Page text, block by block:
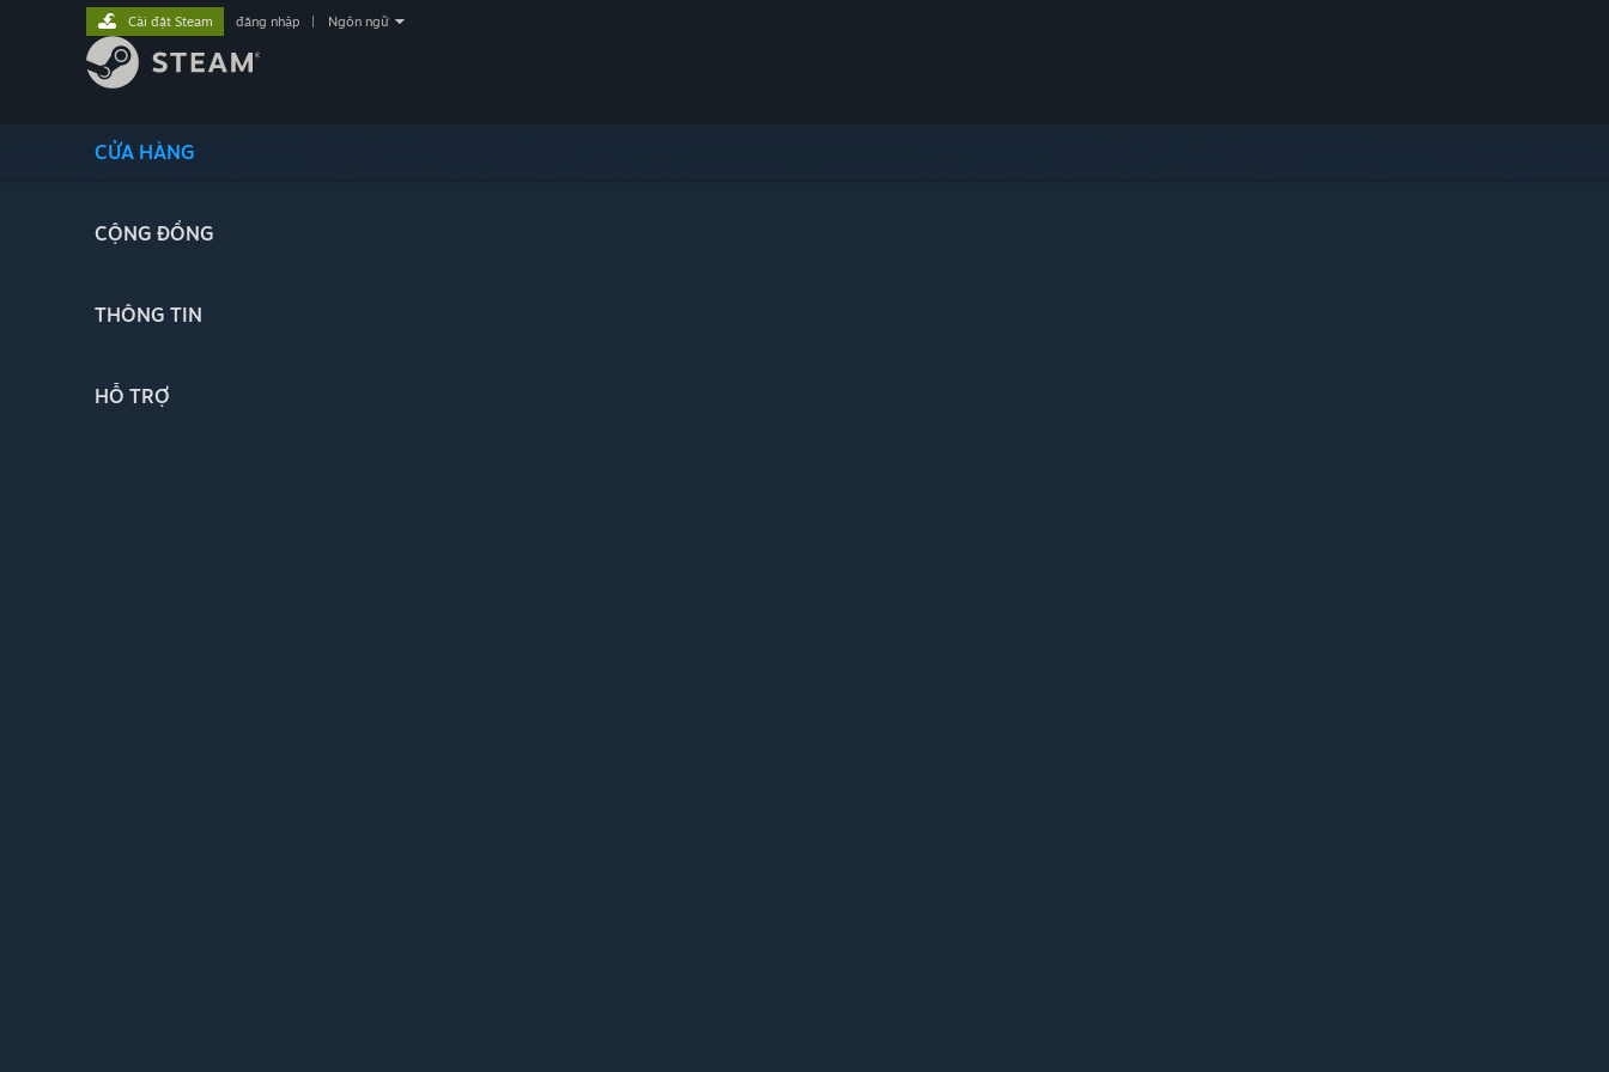
CỬA HÀNG
CỘNG ĐỒNG
THÔNG TIN
HỖ TRỢ
Cài đặt Steam đăng nhập Ngôn ngữ